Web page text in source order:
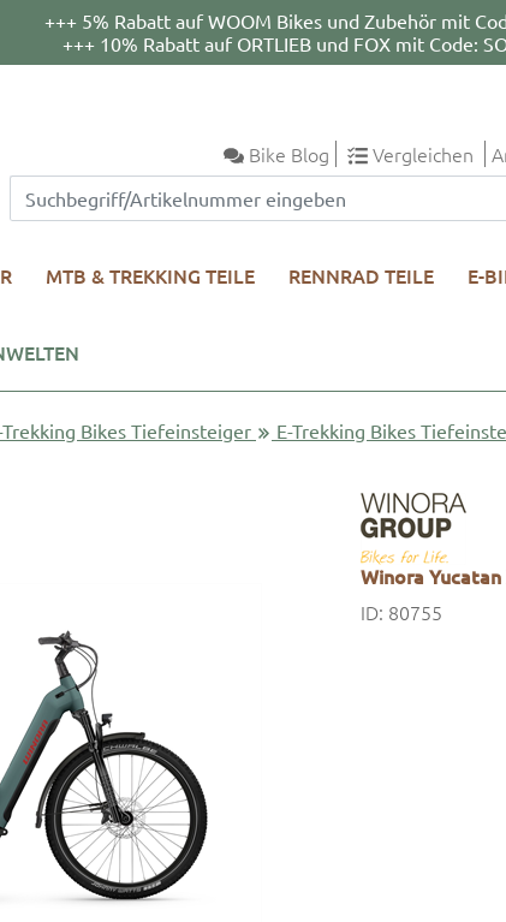
+++ 5% Rabatt auf WOOM Bikes und Zubehör mit
+++ 10% Rabatt auf ORTLIEB und FOX mit Code:
Bike Blog Vergleichen
MTB & TREKKING TEILE RENNRAD TEILE E-
Trekking Bikes Tiefeinsteiger E-Trekking Bikes
Winora
ID: 80755